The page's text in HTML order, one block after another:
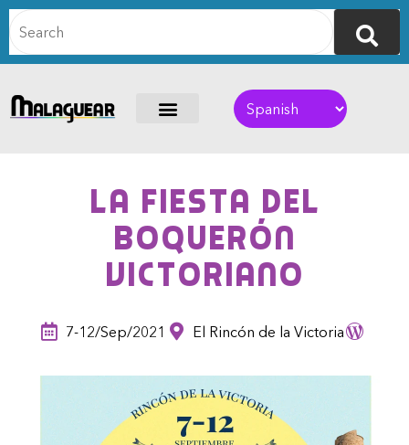
La Fiesta del
Boquerón
Victoriano
7-12/Sep/2021 El Rincón de la Victoria